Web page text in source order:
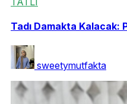
Tadı Damakta Kalacak:
sweetymutfakta